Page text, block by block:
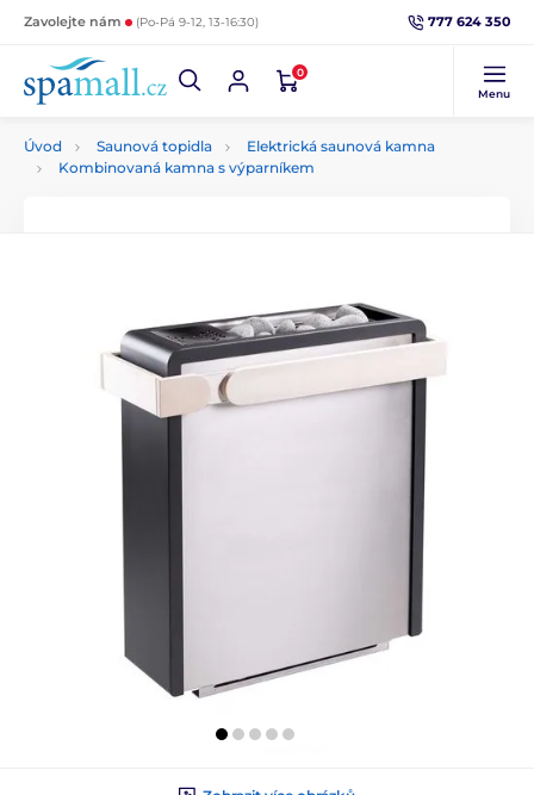
Zavolejte nám (Po-Pá 9-12, 13-16:30) 777 624 350
0
Menu
Úvod Saunová topidla
Elektrická saunová kamna
Kombinovaná kamna s výparníkem